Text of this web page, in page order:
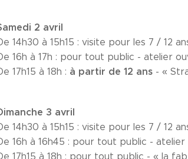
2 avril
14h30 à 15h15 : visite pour les 7 / 12
16h à 17h : pour tout public - atelier
17h15 à 18h : à partir de 12 ans - «
3 avril
14h30 à 15h15 : visite pour les 7 / 12
16h à 16h45 : pour tout public -
17h15 à 18h : pour tout public - « la